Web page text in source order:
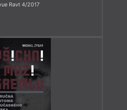
Ravt 4/2017